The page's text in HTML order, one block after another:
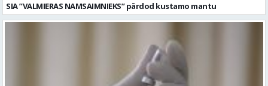
SIA ”VALMIERAS NAMSAIMNIEKS” pārdod kustamo mantu